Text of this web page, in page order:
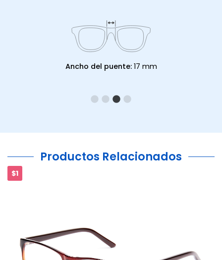
Ancho del puente: 17 mm
Productos Relacionados
$1